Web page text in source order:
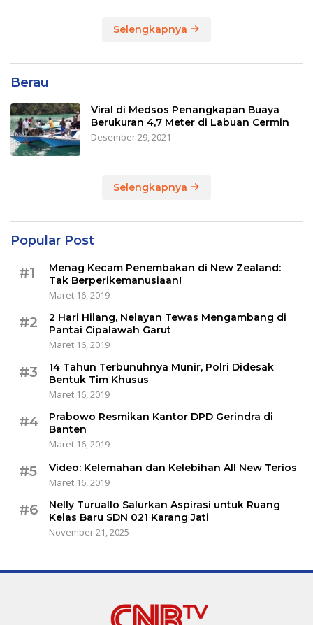
Selengkapnya
Berau
Viral di Medsos Penangkapan Buaya
Berukuran 4,7 Meter di Labuan Cermin
Desember 29, 2021
Selengkapnya
Popular Post
#1
Menag Kecam Penembakan di New Zealand:
Tak Berperikemanusiaan!
Maret 16, 2019
#2
2 Hari Hilang, Nelayan Tewas Mengambang di
Pantai Cipalawah Garut
Maret 16, 2019
#3
14 Tahun Terbunuhnya Munir, Polri Didesak
Bentuk Tim Khusus
Maret 16, 2019
#4
Prabowo Resmikan Kantor DPD Gerindra di
Banten
Maret 16, 2019
#5
Video: Kelemahan dan Kelebihan All New Terios
Maret 16, 2019
#6
Nelly Turuallo Salurkan Aspirasi untuk Ruang
Kelas Baru SDN 021 Karang Jati
November 21, 2025